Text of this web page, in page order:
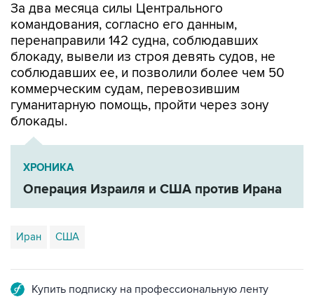
За два месяца силы Центрального
командования, согласно его данным,
перенаправили 142 судна, соблюдавших
блокаду, вывели из строя девять судов, не
соблюдавших ее, и позволили более чем 50
коммерческим судам, перевозившим
гуманитарную помощь, пройти через зону
блокады.
ХРОНИКА
Операция Израиля и США против Ирана
Иран США
Купить подписку на профессиональную ленту